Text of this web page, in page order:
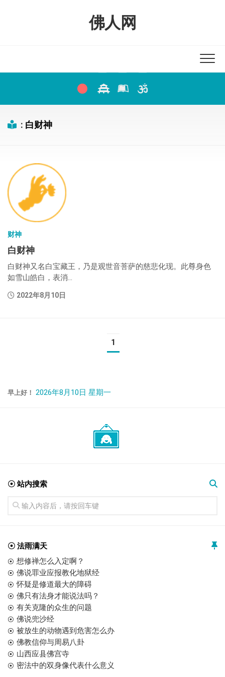
佛人网
: 白财神
财神
白财神
白财神又名白宝藏王，乃是观世音菩萨的慈悲化现。此尊身色
如雪山皓白，表消...
2022年8月10日
1
早上好！ 2026年8月10日 星期一
☉ 站内搜索
☉ 法雨满天
想修禅怎么入定啊？
佛说罪业应报教化地狱经
怀疑是修道最大的障碍
佛只有法身才能说法吗？
有关克隆的众生的问题
佛说兜沙经
被放生的动物遇到危害怎么办
佛教信仰与周易八卦
山西应县佛宫寺
密法中的双身像代表什么意义